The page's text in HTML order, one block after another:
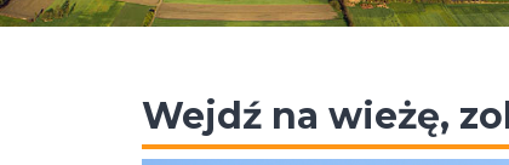
Wejdź na wieżę,